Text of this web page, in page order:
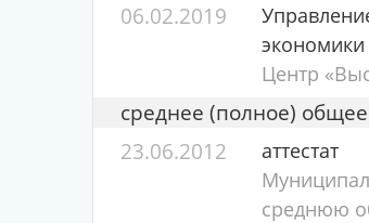
06.02.2019
экономики
Центр
среднее (полное)
23.06.2012
аттестат
среднюю